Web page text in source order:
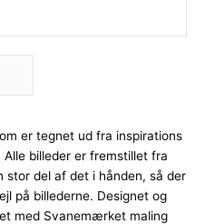
er tegnet ud fra inspirations
billeder er fremstillet fra
del af det i hånden, så der
på billederne. Designet og
med Svanemærket maling